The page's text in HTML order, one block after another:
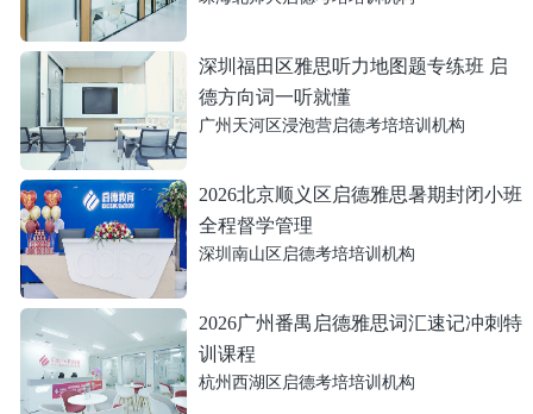
深圳福田区雅思听力地图题专练班 启
德方向词一听就懂
广州天河区浸泡营启德考培培训机构
2026北京顺义区启德雅思暑期封闭小班
全程督学管理
深圳南山区启德考培培训机构
2026广州番禺启德雅思词汇速记冲刺特
训课程
杭州西湖区启德考培培训机构